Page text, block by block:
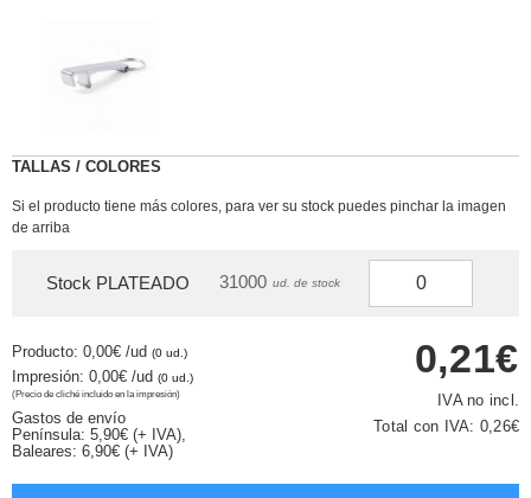
TALLAS / COLORES
Si el producto tiene más colores, para ver su stock puedes pinchar la imagen
de arriba
Stock PLATEADO 31000 ud. de stock
Producto: 0,00€ /ud (0 ud.)
Impresión: 0,00€ /ud (0 ud.)
(Precio de cliché incluido en la impresión)
Gastos de envío
Península: 5,90€ (+ IVA),
Baleares: 6,90€ (+ IVA)
0,21€
IVA no incl.
Total con IVA: 0,26€